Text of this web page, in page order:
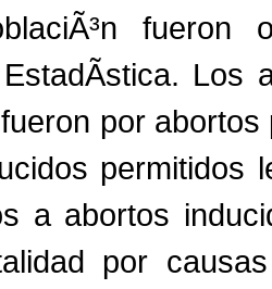
fueron
Los
por
permitidos
a abortos
por